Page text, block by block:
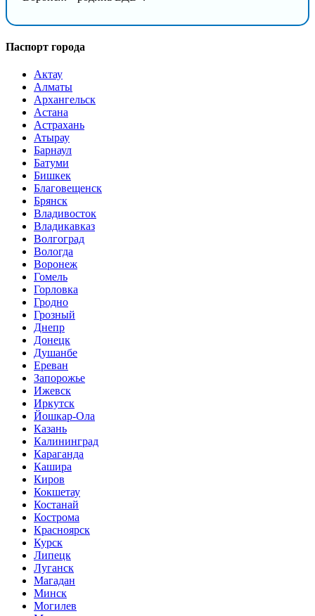
Паспорт города
Актау
Алматы
Архангельск
Астана
Астрахань
Атырау
Барнаул
Батуми
Бишкек
Благовещенск
Брянск
Владивосток
Владикавказ
Волгоград
Вологда
Воронеж
Гомель
Горловка
Гродно
Грозный
Днепр
Донецк
Душанбе
Ереван
Запорожье
Ижевск
Иркутск
Йошкар-Ола
Казань
Калининград
Караганда
Кашира
Киров
Кокшетау
Костанай
Кострома
Красноярск
Курск
Липецк
Луганск
Магадан
Минск
Могилев